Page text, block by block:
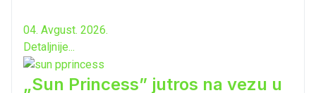
04. Avgust. 2026.
Detaljnije...
„Sun Princess” jutros na vezu u